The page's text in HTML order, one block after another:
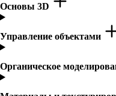
Основы 3D
Управление объектами
Органическое